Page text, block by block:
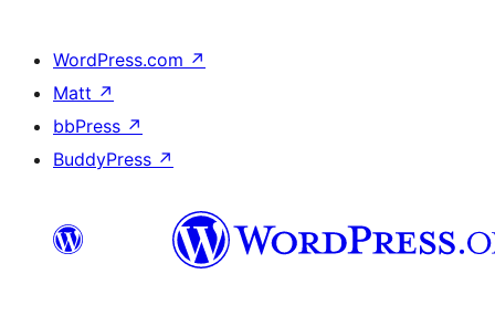
WordPress.com ↗
Matt ↗
bbPress ↗
BuddyPress ↗